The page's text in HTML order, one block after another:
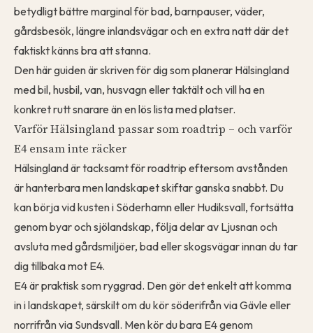
betydligt bättre marginal för bad, barnpauser, väder,
gårdsbesök, längre inlandsvägar och en extra natt där det
faktiskt känns bra att stanna.
Den här guiden är skriven för dig som planerar Hälsingland
med bil, husbil, van, husvagn eller taktält och vill ha en
konkret rutt snarare än en lös lista med platser.
Varför Hälsingland passar som roadtrip – och varför
E4 ensam inte räcker
Hälsingland är tacksamt för roadtrip eftersom avstånden
är hanterbara men landskapet skiftar ganska snabbt. Du
kan börja vid kusten i Söderhamn eller Hudiksvall, fortsätta
genom byar och sjölandskap, följa delar av Ljusnan och
avsluta med gårdsmiljöer, bad eller skogsvägar innan du tar
dig tillbaka mot E4.
E4 är praktisk som ryggrad. Den gör det enkelt att komma
in i landskapet, särskilt om du kör söderifrån via Gävle eller
norrifrån via Sundsvall. Men kör du bara E4 genom